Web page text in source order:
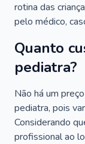
rotina das
pelo médico,
Quanto
pediatra?
Não há um
pediatra, pois
Considerando
profissional ao